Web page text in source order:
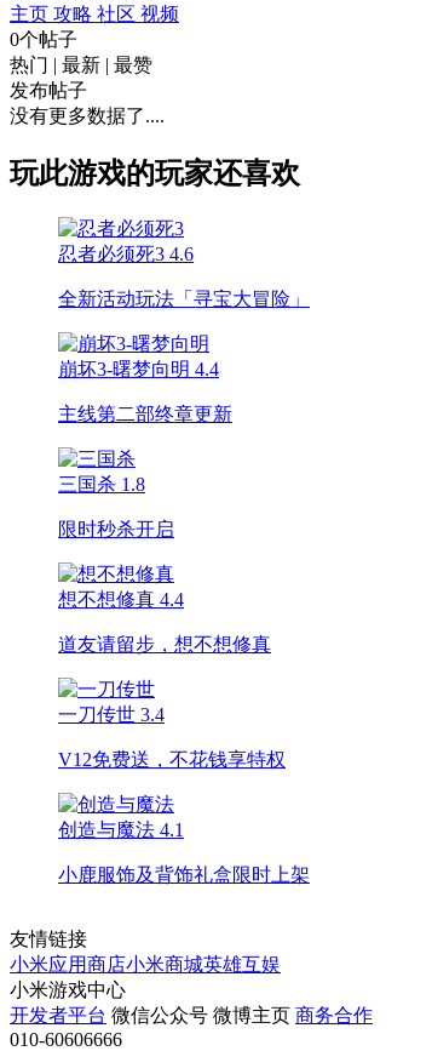
主页 攻略 社区 视频
0个帖子
热门 | 最新 | 最赞
发布帖子
没有更多数据了....
玩此游戏的玩家还喜欢
忍者必须死3 4.6
全新活动玩法「寻宝大冒险」
崩坏3-曙梦向明 4.4
主线第二部终章更新
三国杀 1.8
限时秒杀开启
想不想修真 4.4
道友请留步，想不想修真
一刀传世 3.4
V12免费送，不花钱享特权
创造与魔法 4.1
小鹿服饰及背饰礼盒限时上架
友情链接
小米应用商店小米商城英雄互娱
小米游戏中心
开发者平台 微信公众号 微博主页 商务合作
010-60606666